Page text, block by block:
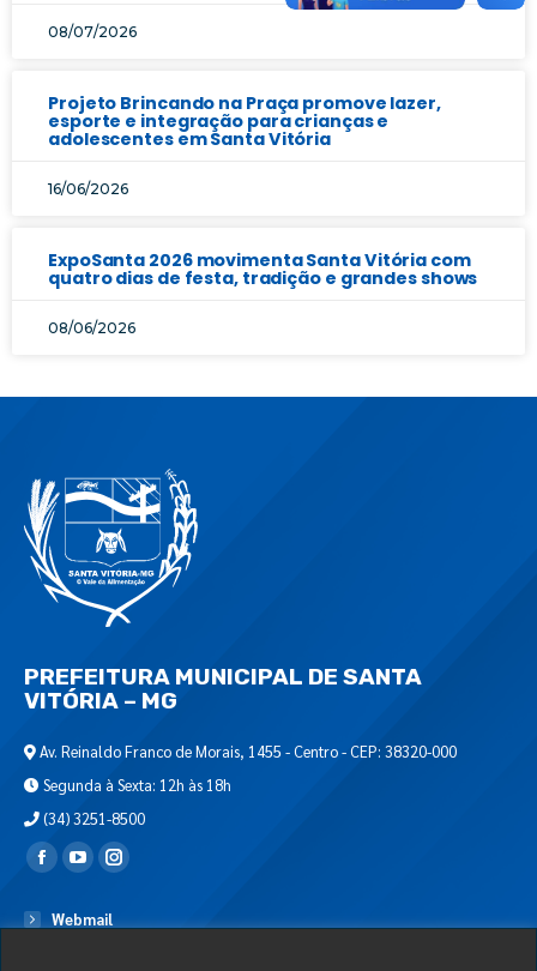
08/07/2026
Projeto Brincando na Praça promove lazer,
esporte e integração para crianças e
adolescentes em Santa Vitória
16/06/2026
ExpoSanta 2026 movimenta Santa Vitória com
quatro dias de festa, tradição e grandes shows
08/06/2026
PREFEITURA MUNICIPAL DE SANTA
VITÓRIA – MG
Av. Reinaldo Franco de Morais, 1455 - Centro - CEP: 38320-000
Segunda à Sexta: 12h às 18h
(34) 3251-8500
Encontre-nos em:
Webmail